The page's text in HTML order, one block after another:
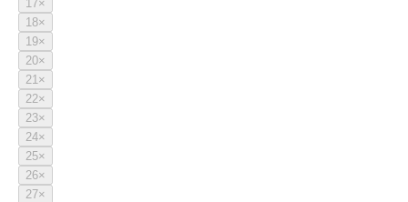
17×
18×
19×
20×
21×
22×
23×
24×
25×
26×
27×